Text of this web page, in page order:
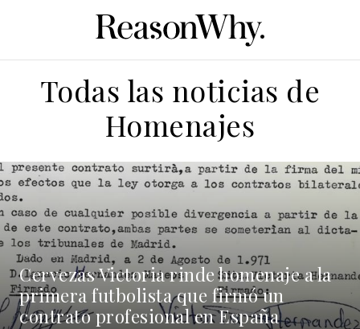
Todas las noticias de
Homenajes
13/07/2022
Cervezas Victoria rinde homenaje a la
primera futbolista que firmó un
contrato profesional en España